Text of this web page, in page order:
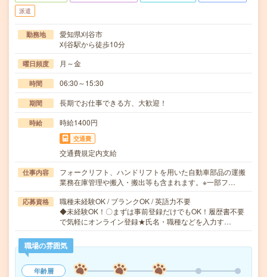
派遣
勤務地
愛知県刈谷市
刈谷駅から徒歩10分
曜日頻度 月～金
時間 06:30～15:30
期間 長期でお仕事できる方、大歓迎！
時給 時給1400円
交通費
交通費規定内支給
仕事内容
フォークリフト、ハンドリフトを用いた自動車部品の運搬
業務在庫管理や搬入・搬出等も含まれます。※一部フ…
応募資格
職種未経験OK / ブランクOK / 英語力不要
◆未経験OK！〇まずは事前登録だけでもOK！履歴書不要
で気軽にオンライン登録★氏名・職種などを入力す…
職場の雰囲気
年齢層